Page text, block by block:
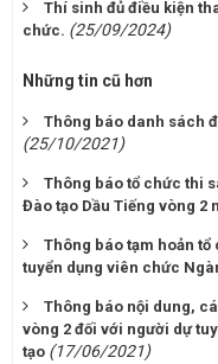
Thí sinh đủ điều kiện
chức. (25/09/2024)
Những tin cũ hơn
Thông báo danh sách
(25/10/2021)
Thông báo tổ chức thi
Đào tạo Dầu Tiếng vòng 2
Thông báo tạm hoản
tuyển dụng viên chức
Thông báo nội dung,
vòng 2 đối với người dự
tạo (17/06/2021)